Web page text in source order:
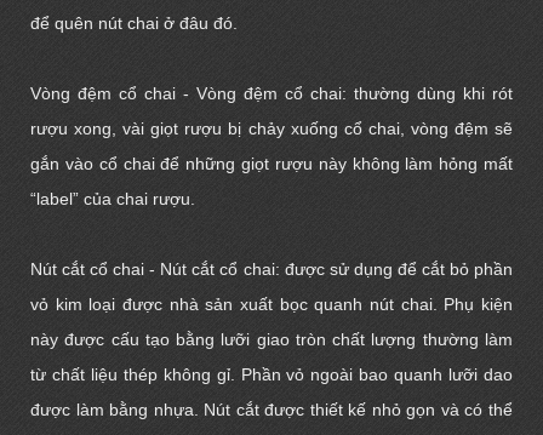
để quên nút chai ở đâu đó.
Vòng đệm cổ chai - Vòng đệm cổ chai: thường dùng khi rót
rượu xong, vài giọt rượu bị chảy xuống cổ chai, vòng đệm sẽ
gắn vào cổ chai để những giọt rượu này không làm hỏng mất
“label” của chai rượu.
Nút cắt cổ chai - Nút cắt cổ chai: được sử dụng để cắt bỏ phần
vỏ kim loại được nhà sản xuất bọc quanh nút chai. Phụ kiện
này được cấu tạo bằng lưỡi giao tròn chất lượng thường làm
từ chất liệu thép không gỉ. Phần vỏ ngoài bao quanh lưỡi dao
được làm bằng nhựa. Nút cắt được thiết kế nhỏ gọn và có thể